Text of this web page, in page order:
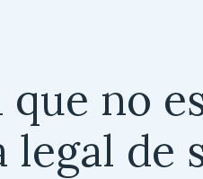
que no
legal de